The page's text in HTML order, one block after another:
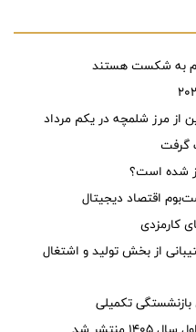
به شکست هستند
گرفت
شده است؟
اقتصاد دیجیتال
کارمزدی
از بخش تولید و اشتغال
تکمیلی